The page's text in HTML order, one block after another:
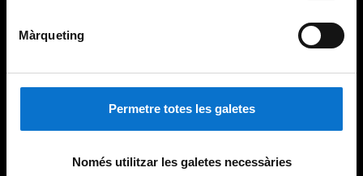
Màrqueting
Permetre totes les galetes
Només utilitzar les galetes necessàries